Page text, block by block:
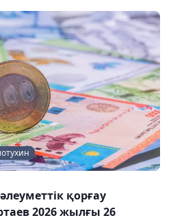
қорғау
2026 жылғы 26